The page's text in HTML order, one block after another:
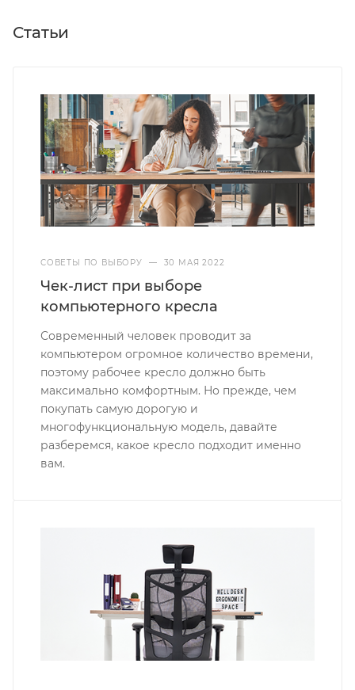
Статьи
СОВЕТЫ ПО ВЫБОРУ — 30 МАЯ 2022
Чек-лист при выборе
компьютерного кресла
Современный человек проводит за
компьютером огромное количество времени,
поэтому рабочее кресло должно быть
максимально комфортным. Но прежде, чем
покупать самую дорогую и
многофункциональную модель, давайте
разберемся, какое кресло подходит именно
вам.